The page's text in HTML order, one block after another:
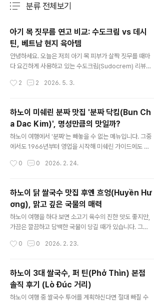
분류 전체보기
아기 목 짓무름 연고 비교: 수도크림 vs 데시
틴, 베트남 현지 육아템
안녕하세요. 오늘은 저희 아기 목 피부가 살짝 짓무를 때마
다 요긴하게 사용하고 있는 수도크림(Sudocrem) 리뷰를
연고로 불리는 데시틴(Desitin)과는 또 다른 매력이 있어
습니다.베트남 현지에서는 아기 짓무름이 있다고 하면 '비
판텐'보다도 '수도크림'을 먼저 찾는데, 처음에는 신뢰가 가
지 않아서 망설였더랬죠. 베트남이 날씨가 좀 습하고 덥고..
(아시죠?). 방에서는 에어컨을 상시 틀어놓지만, 기본적으
로 날씨를 바꿀 수가 없으니.어느날부터인가 목과 겨드랑
괜찮아지겠지..'하고 생각했는데, 날이 갈수록 심해져서 진
2 2 2026. 5. 3.
하노이 미쉐린 분짜 맛집 '분짜 닥킴(Bun Ch
a Dac Kim)', 명성만큼의 맛일까?
하노이 여행에서 '분짜'는 빼놓을 수 없는 메뉴입니다. 그중
에서도 1966년부터 영업을 시작해 미쉐린 가이드에도 이
같은 곳인데요. 호안끼엠 근처 올드쿼터에 위치한 본점에
이라서... 발음을 몰라서 이곳을 못 찾아올 일은 없을 것 같
습니다. 후련하고 업무 미팅을 하나 끝내고 점심을 먹으러
이끌려 들어왔는데, 이런 곳을 아직까지 몰랐다니 베트남
거주민으로서 부끄러웠습니다.( 여행객들이 필수 코스처럼
저마다의 이유가 있는 것 같습니다 )📍 위치 및 첫인상주
0 0 2026. 2. 24.
하노이 닭 쌀국수 맛집 후옌 흐엉(Huyền Hư
ơng), 맑고 깊은 국물의 매력
하노이 여행을 하다 보면 소고기 육수의 진한 맛도 좋지만,
가끔은 깔끔하고 담백한 국물이 당길 때가 있습니다. 그럴
**'후옌 흐엉(Huyền Hương)'**입니다. 호안끼엠 근처
워야겠고... 미팅 장소 근처에 뭐가 있을지는 모르겠고..' 하
던 차에, 직원이 가자고 끌고 간 곳입니다. 알고 보니 여기
도 꽤나 유명한 곳이었습니다. ( 베트남 현지인 여행객에게
0 0 2026. 2. 23.
하노이 3대 쌀국수, 퍼 틴(Phở Thìn) 본점
솔직 후기 (Lò Đúc 거리)
하노이 여행 중 쌀국수 투어를 계획하신다면 절대 빠질 수